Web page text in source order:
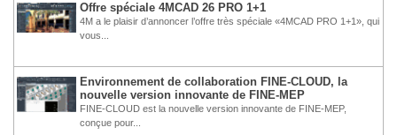
Offre spéciale 4MCAD 26 PRO 1+1
4M a le plaisir d’annoncer l’offre très spéciale «4MCAD PRO 1+1», qui
vous...
Environnement de collaboration FINE-CLOUD, la
nouvelle version innovante de FINE-MEP
FINE-CLOUD est la nouvelle version innovante de FINE-MEP,
conçue pour...